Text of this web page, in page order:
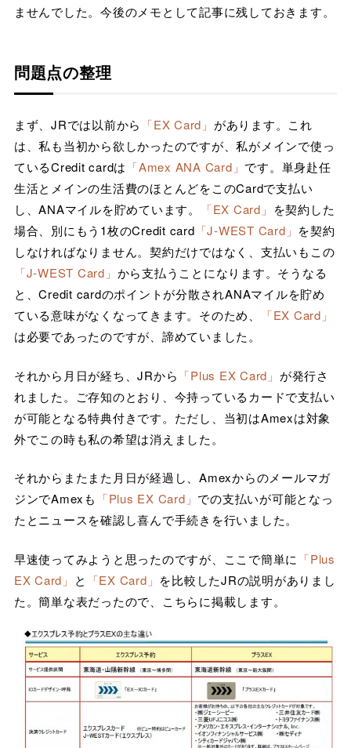
ませんでした。今後のメモとして記事に残しておきます。
問題点の整理
まず、JRでは以前から 「EX Card」 があります。これ
は、私も当初から欲しかったのですが、私がメインで使っ
ているCredit cardは 「Amex ANA Card」 です。単身赴任
生活とメインの生活費のほとんどをこのCardで支払い
し、ANAマイルを貯めています。
「EX Card」 を契約した
場合、別にもう1枚のCredit card 「J-WEST Card」 を契約
しなければなりません。契約だけではなく、支払いもこの
「J-WEST Card」 から支払うことになります。そうなる
と、Credit cardのポイントが分散されANAマイルを貯め
ている意味がなくなってきます。そのため、
「EX Card」
は必要であったのですが、諦めていました。
それから月日が経ち、JRから 「Plus EX Card」 が発行さ
れました。ご存知のとおり、今持っているカードで支払い
が可能となる特典付きです。ただし、当初はAmexは対象
外でこの時も私の希望は消えました。
それからまたまた月日が経過し、Amexからのメールマガ
ジンでAmexも 「Plus EX Card」 での支払いが可能となっ
たとニュースを確認し喜んで手続きを行いました。
早速使ってみようと思ったのですが、ここで簡単に 「Plus
EX Card」 と 「EX Card」 を比較したJRの説明がありまし
た。簡単な表だったので、こちらに掲載します。